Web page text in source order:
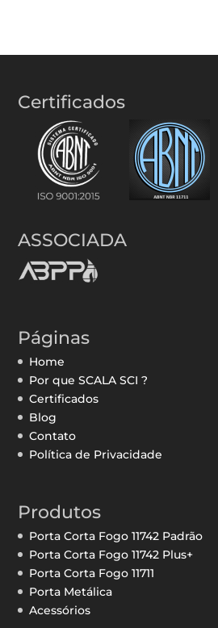
Certificados
ASSOCIADA
Páginas
Home
Por que SCALA SCI ?
Certificados
Blog
Contato
Política de Privacidade
Produtos
Porta Corta Fogo 11742 Padrão
Porta Corta Fogo 11742 Plus+
Porta Corta Fogo 11711
Porta Metálica
Acessórios